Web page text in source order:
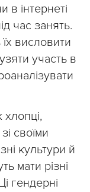
в інтернеті
час занять.
висловити
участь в
хлопці,
своїми
культури й
мати різні
гендерні